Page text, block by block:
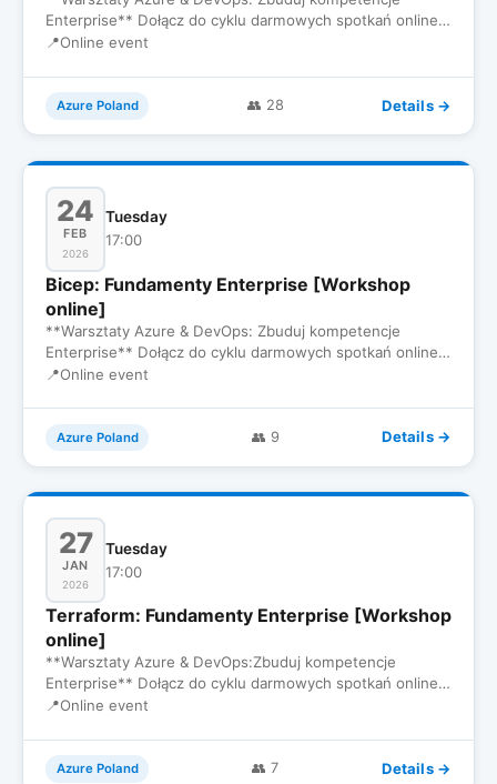
Enterprise** Dołącz do cyklu darmowych spotkań online
dla inżynierów, któ…
📍Online event
Azure Poland 👥 28 Details →
24
FEB
2026
Tuesday
17:00
Bicep: Fundamenty Enterprise [Workshop
online]
**Warsztaty Azure & DevOps: Zbuduj kompetencje
Enterprise** Dołącz do cyklu darmowych spotkań online
dla inżynierów, któ…
📍Online event
Azure Poland 👥 9 Details →
27
JAN
2026
Tuesday
17:00
Terraform: Fundamenty Enterprise [Workshop
online]
**Warsztaty Azure & DevOps:Zbuduj kompetencje
Enterprise** Dołącz do cyklu darmowych spotkań online
dla inżynierów, któr…
📍Online event
Azure Poland 👥 7 Details →